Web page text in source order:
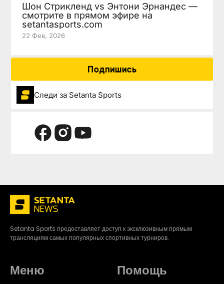
Шон Стрикленд vs Энтони Эрнандес —
смотрите в прямом эфире на
setantasports.com
22 Фев, 2026
Подпишись
Следи за Setanta Sports
Setanta Sports предоставляет доступ к эксклюзивным прямым
трансляциям самых популярных спортивных турниров.
Меню Помощь